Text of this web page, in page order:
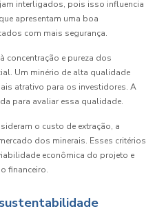
interligados, pois isso influencia
apresentam uma boa
com mais segurança.
concentração e pureza dos
Um minério de alta qualidade
atrativo para os investidores. A
para avaliar essa qualidade.
o custo de extração, a
dos minerais. Esses critérios
econômica do projeto e
financeiro.